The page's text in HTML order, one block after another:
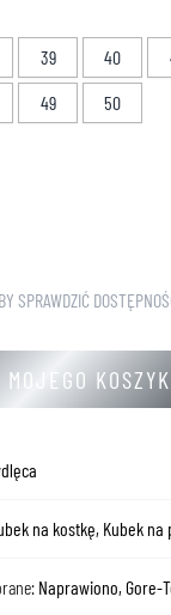
39 40
49 50
SPRAWDZIĆ
na kostkę, Kubek
Naprawiono, Gore-